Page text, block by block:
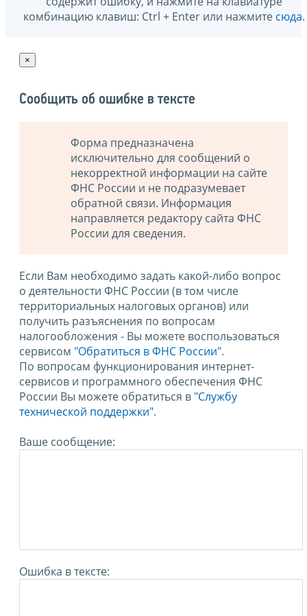
комбинацию клавиш: Ctrl + Enter или нажмите сюда.
×
Сообщить об ошибке в тексте
Форма предназначена
исключительно для сообщений о
некорректной информации на сайте
ФНС России и не подразумевает
обратной связи. Информация
направляется редактору сайта ФНС
России для сведения.
Если Вам необходимо задать какой-либо вопрос
о деятельности ФНС России (в том числе
территориальных налоговых органов) или
получить разъяснения по вопросам
налогообложения - Вы можете воспользоваться
сервисом "Обратиться в ФНС России".
По вопросам функционирования интернет-
сервисов и программного обеспечения ФНС
России Вы можете обратиться в "Службу
технической поддержки".
Ваше сообщение:
Ошибка в тексте: